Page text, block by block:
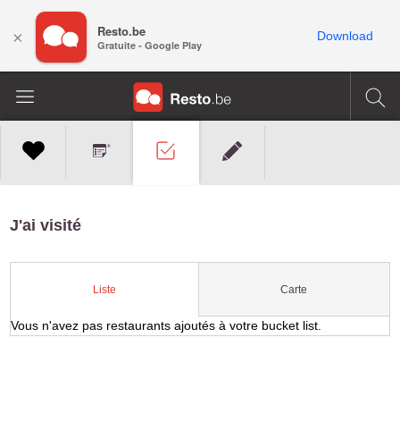
J'ai visité
Liste Carte
Vous n'avez pas restaurants ajoutés à votre bucket list.
× Resto.be
Gratuite - Google Play
Download